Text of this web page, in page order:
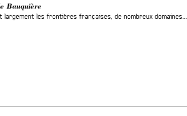
Bauquière
largement les frontières françaises, de nombreux domaines...